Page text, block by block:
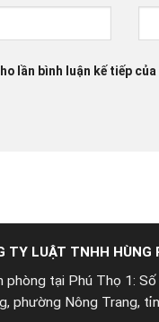
lần bình luận kế tiếp
TY LUẬT TNHH HÙNG
phòng tại Phú Thọ 1:
phường Nông Trang,